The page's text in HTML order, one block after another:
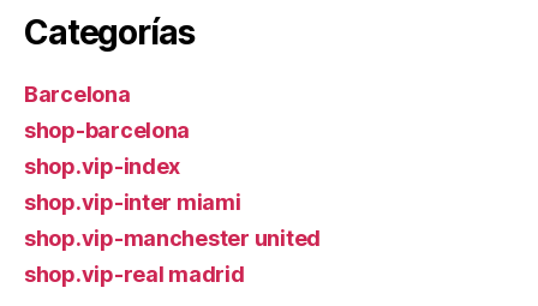
Categorías
Barcelona
shop-barcelona
shop.vip-index
shop.vip-inter miami
shop.vip-manchester united
shop.vip-real madrid